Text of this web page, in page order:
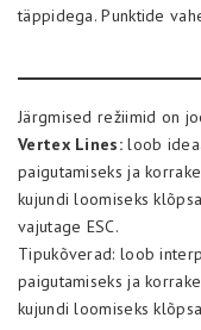
täppidega. Punktide
Järgmised režiimid on
Vertex Lines:loob
paigutamiseks ja
kujundi loomiseks
vajutage ESC.
Tipukõverad: loob
paigutamiseks ja
kujundi loomiseks